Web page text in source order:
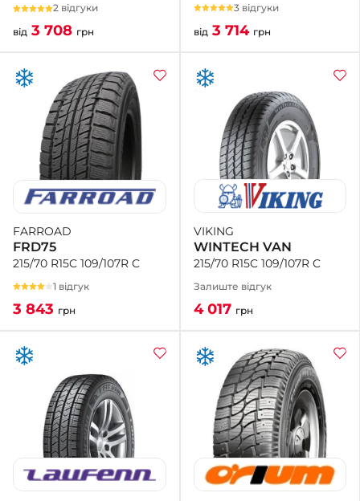
2 відгуки
від 3 708 грн
3 відгуки
від 3 714 грн
FARROAD
FRD75
215/70 R15C 109/107R C
1 відгук
3 843 грн
VIKING
WINTECH VAN
215/70 R15C 109/107R C
Залиште відгук
4 017 грн